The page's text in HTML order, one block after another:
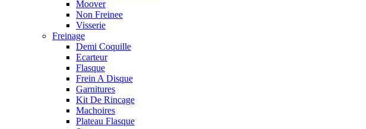
Moover
Non Freinee
Visserie
Freinage
Demi Coquille
Ecarteur
Flasque
Frein A Disque
Garnitures
Kit De Rincage
Machoires
Plateau Flasque